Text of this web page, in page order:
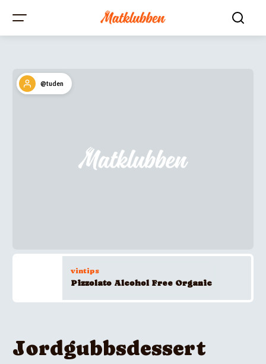
@tuden
vintips
Pizzolato Alcohol Free Organic
Jordgubbsdessert